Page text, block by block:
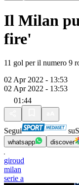
Il Milan
fire'
11 gol per il numero 9
02 Apr 2022 - 13:53
02 Apr 2022 - 13:53
01:44
Segui su
whatsapp discover
giroud
milan
serie a